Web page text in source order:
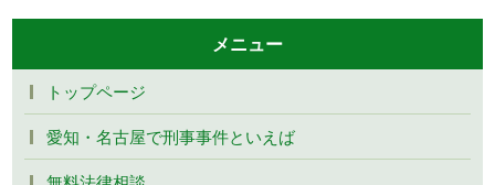
メニュー
トップページ
愛知・名古屋で刑事事件といえば